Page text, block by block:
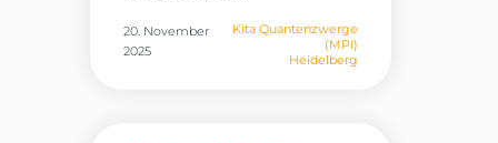
20. November
2025
Kita Quantenzwerge
(MPI)
Heidelberg